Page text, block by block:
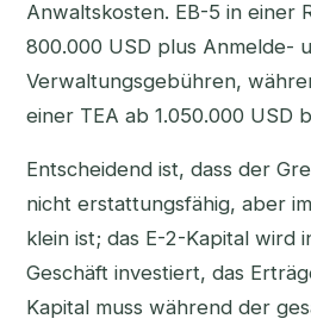
Anwaltskosten. EB-5 in einer
800.000 USD plus Anmelde-
Verwaltungsgebühren,
einer TEA ab 1.050.000 USD
Entscheidend ist, dass der
nicht erstattungsfähig, aber
klein ist; das E-2-Kapital wird
Geschäft investiert, das
Kapital muss während der